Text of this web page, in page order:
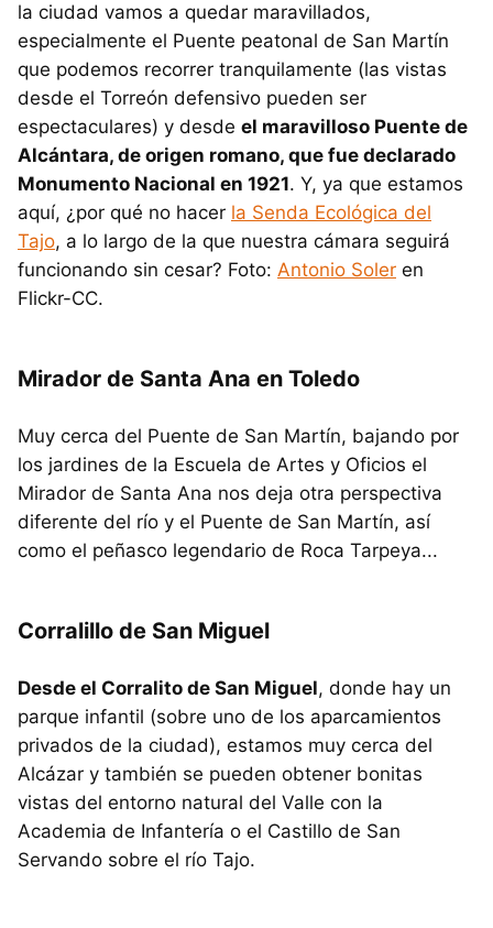
la ciudad vamos a quedar maravillados,
especialmente el Puente peatonal de San Martín
que podemos recorrer tranquilamente (las vistas
desde el Torreón defensivo pueden ser
espectaculares) y desde el maravilloso Puente de
Alcántara, de origen romano, que fue declarado
Monumento Nacional en 1921. Y, ya que estamos
aquí, ¿por qué no hacer la Senda Ecológica del
Tajo, a lo largo de la que nuestra cámara seguirá
funcionando sin cesar? Foto: Antonio Soler en
Flickr-CC.
Mirador de Santa Ana en Toledo
Muy cerca del Puente de San Martín, bajando por
los jardines de la Escuela de Artes y Oficios el
Mirador de Santa Ana nos deja otra perspectiva
diferente del río y el Puente de San Martín, así
como el peñasco legendario de Roca Tarpeya...
Corralillo de San Miguel
Desde el Corralito de San Miguel, donde hay un
parque infantil (sobre uno de los aparcamientos
privados de la ciudad), estamos muy cerca del
Alcázar y también se pueden obtener bonitas
vistas del entorno natural del Valle con la
Academia de Infantería o el Castillo de San
Servando sobre el río Tajo.